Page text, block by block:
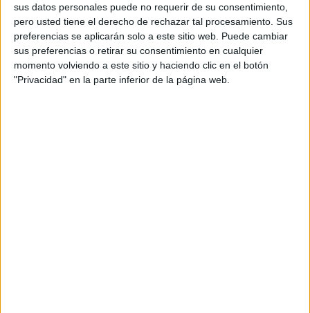
sus datos personales puede no requerir de su consentimiento,
pero usted tiene el derecho de rechazar tal procesamiento. Sus
preferencias se aplicarán solo a este sitio web. Puede cambiar
sus preferencias o retirar su consentimiento en cualquier
momento volviendo a este sitio y haciendo clic en el botón
"Privacidad" en la parte inferior de la página web.
En cuanto a lo referente al resto de obras y trabajos
realizados en este sector del estadio, se ha llevado a cabo
las siguientes tareas: Impermeabilización de lasgradas
para acabar con las filtraciones de agua existentes que
calaban en profundidad. Sustitución de barandillas y